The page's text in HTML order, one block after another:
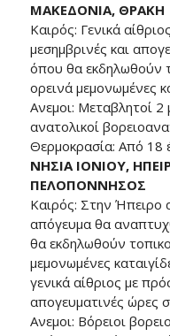
ΜΑΚΕΔΟΝΙΑ, ΘΡΑΚΗ
Καιρός: Γενικά
μεσημβρινές και
όπου θα εκδηλωθούν
ορεινά μεμονωμένες
Ανεμοι: Μεταβλητοί
ανατολικοί
Θερμοκρασία: Από 18
ΝΗΣΙΑ ΙΟΝΙΟΥ,
ΠΕΛΟΠΟΝΝΗΣΟΣ
Καιρός: Στην Ήπειρο
απόγευμα θα
θα εκδηλωθούν
μεμονωμένες
γενικά αίθριος με
απογευματινές ώρες
Ανεμοι: Βόρειοι